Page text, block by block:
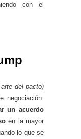
con el
del pacto)
negociación.
un acuerdo
en la mayor
lo que se